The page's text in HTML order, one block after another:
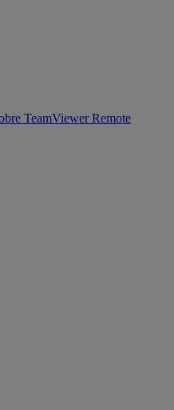
TeamViewer Remote